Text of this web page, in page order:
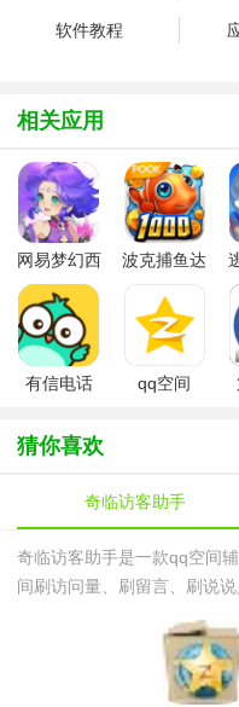
软件教程
QQ空间抢占时尚圈
时尚圈玩法规则详解
打赏功能在哪
QQ
什么
查看我的关键词怎 你
QQ空间此刻是金金
牌挚友含金量要多少
QQ空间此刻是金金
牌挚友标准说明
QQ
怎么
刻是
相关应用
网易梦幻西
游手游
波克捕鱼达
2022微信版
本
有信电话
qq空间
猜你喜欢
奇临访客助手
奇临访客助手是一款qq空间
间刷访问量、刷留言、刷说
免费，喜欢的朋友欢迎来西